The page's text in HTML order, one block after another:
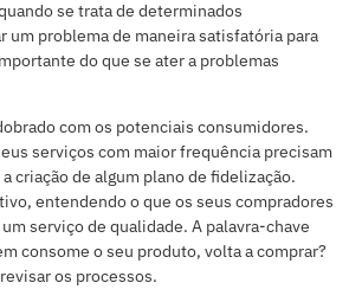
se trata de determinados
um problema de maneira satisfatória para
do que se ater a problemas
com os potenciais consumidores.
serviços com maior frequência precisam
criação de algum plano de fidelização.
entendendo o que os seus compradores
serviço de qualidade. A palavra-chave
consome o seu produto, volta a comprar?
os processos.